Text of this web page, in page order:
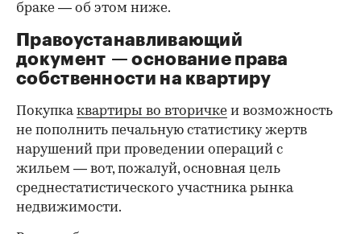
00:00 / 00:00
браке — об этом ниже.
Правоустанавливающий
документ — основание права
собственности на квартиру
Покупкаквартиры во вторичке и возможность
не пополнить печальную статистику жертв
нарушений при проведении операций с
жильем — вот, пожалуй, основная цель
среднестатистического участника рынка
недвижимости.